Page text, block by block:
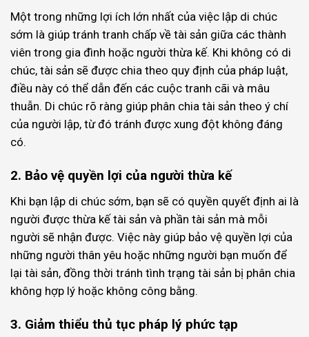
Một trong những lợi ích lớn nhất của việc lập di chúc
sớm là giúp tránh tranh chấp về tài sản giữa các thành
viên trong gia đình hoặc người thừa kế. Khi không có di
chúc, tài sản sẽ được chia theo quy định của pháp luật,
điều này có thể dẫn đến các cuộc tranh cãi và mâu
thuẫn. Di chúc rõ ràng giúp phân chia tài sản theo ý chí
của người lập, từ đó tránh được xung đột không đáng
có.
2. Bảo vệ quyền lợi của người thừa kế
Khi bạn lập di chúc sớm, bạn sẽ có quyền quyết định ai là
người được thừa kế tài sản và phần tài sản mà mỗi
người sẽ nhận được. Việc này giúp bảo vệ quyền lợi của
những người thân yêu hoặc những người bạn muốn để
lại tài sản, đồng thời tránh tình trạng tài sản bị phân chia
không hợp lý hoặc không công bằng.
3. Giảm thiểu thủ tục pháp lý phức tạp